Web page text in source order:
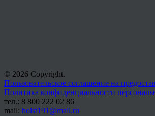
© 2026 Copyright.
Пользовательское соглашение на
Политика конфиденциальности
тел.: 8 800 222 02 86
mail: holst191@mail.ru